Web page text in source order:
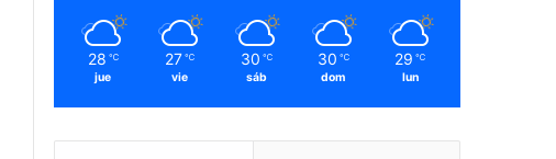
28 ℃
jue
27 ℃
vie
30 ℃
sáb
30 ℃
dom
29 ℃
lun